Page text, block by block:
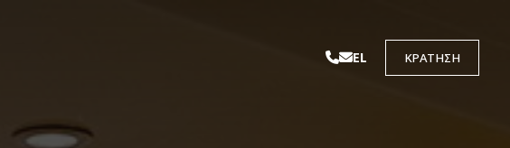
EL ΚΡΆΤΗΣΗ